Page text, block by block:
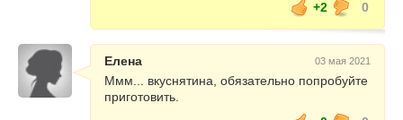
+2
0
Елена 03 мая 2021
Ммм... вкуснятина, обязательно попробуйте
приготовить.